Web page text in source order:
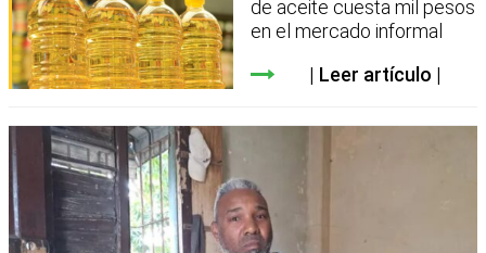
de aceite cuesta mil pesos
en el mercado informal
Leer artículo